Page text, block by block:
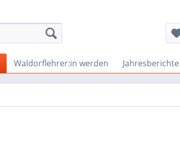
Waldorflehrer:in werden Jahresberichte